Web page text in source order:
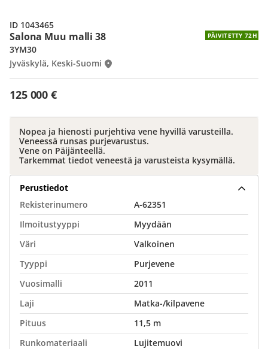
Salona Muu malli 38 PÄIVITETTY 72H
125 000 €
3YM30
Jyväskylä, Keski-Suomi
ID 1043465
Nopea ja hienosti purjehtiva vene hyvillä varusteilla.
Veneessä runsas purjevarustus.
Vene on Päijänteellä.
Tarkemmat tiedot veneestä ja varusteista kysymällä.
Perustiedot
Rekisterinumero
A-62351
Ilmoitustyyppi
Myydään
Väri
Valkoinen
Tyyppi
Purjevene
Vuosimalli
2011
Laji
Matka-/kilpavene
Pituus
11,5 m
Runkomateriaali
Lujitemuovi